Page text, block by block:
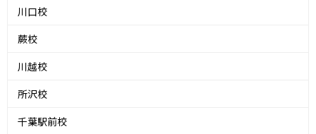
川口校
蕨校
川越校
所沢校
千葉駅前校